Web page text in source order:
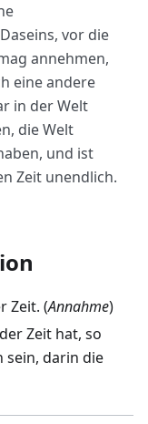
vor die
annehmen,
eine andere
in der Welt
die Welt
und ist
Zeit unendlich.
Zeit. (Annahme)
Zeit hat, so
sein, darin die